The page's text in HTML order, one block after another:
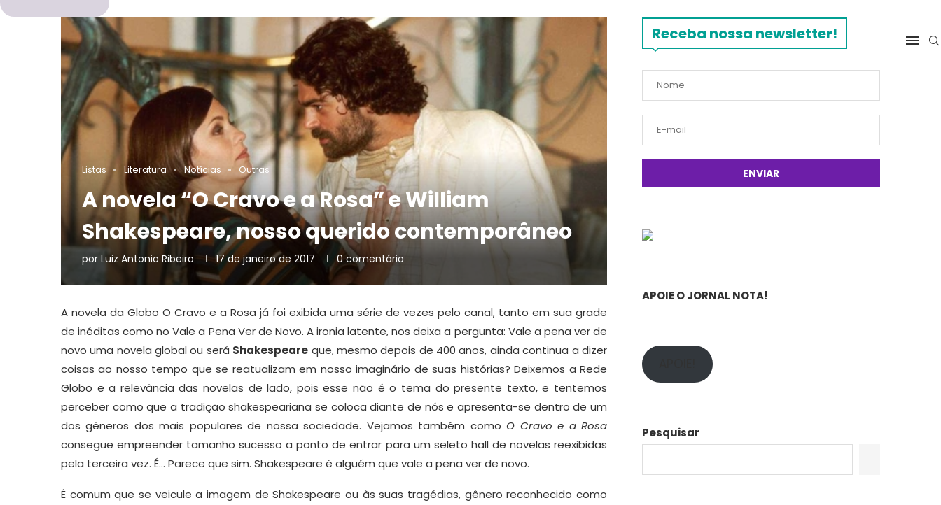
Listas Literatura Notícias Outras
A novela “O Cravo e a Rosa” e William
Shakespeare, nosso querido contemporâneo
por Luiz Antonio Ribeiro 17 de janeiro de 2017 0 comentário
A novela da Globo O Cravo e a Rosa já foi exibida uma série de vezes pelo canal, tanto em sua grade
de inéditas como no Vale a Pena Ver de Novo. A ironia latente, nos deixa a pergunta: Vale a pena ver de
novo uma novela global ou será Shakespeare que, mesmo depois de 400 anos, ainda continua a dizer
coisas ao nosso tempo que se reatualizam em nosso imaginário de suas histórias? Deixemos a Rede
Globo e a relevância das novelas de lado, pois esse não é o tema do presente texto, e tentemos
perceber como que a tradição shakespeariana se coloca diante de nós e apresenta-se dentro de um
dos gêneros dos mais populares de nossa sociedade. Vejamos também comoO Cravo e a Rosa
consegue empreender tamanho sucesso a ponto de entrar para um seleto hall de novelas reexibidas
pela terceira vez. É… Parece que sim. Shakespeare é alguém que vale a pena ver de novo.
É comum que se veicule a imagem de Shakespeare ou às suas tragédias, gênero reconhecido como
Receba nossa newsletter!
APOIE O JORNAL NOTA!
Pesquisar